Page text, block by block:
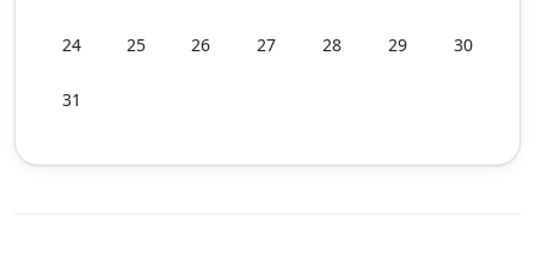
24 25 26 27 28 29 30
31